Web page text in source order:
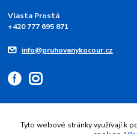
Vlasta Prostá
+420 777 695 871
info@pruhovanykocour.cz
Tyto webové stránky využívají k